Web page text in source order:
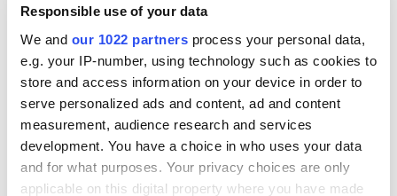
Responsible use of your data
We and our 1022 partners process your personal data,
e.g. your IP-number, using technology such as cookies to
store and access information on your device in order to
serve personalized ads and content, ad and content
measurement, audience research and services
development. You have a choice in who uses your data
and for what purposes. Your privacy choices are only
applicable on this digital property where you have made
ventilatie. Met andere woorden: een hoger
ventilatievoud.
Net daarom wordt de combinatie met een kwalitatieve
luchtgroep interessant.
Ontdek IV Produkt Luchtgroepen